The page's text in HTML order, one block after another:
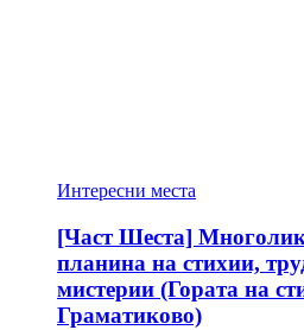
Интересни места
[Част Шеста]
планина на стихии,
мистерии (Гората на
Граматиково)